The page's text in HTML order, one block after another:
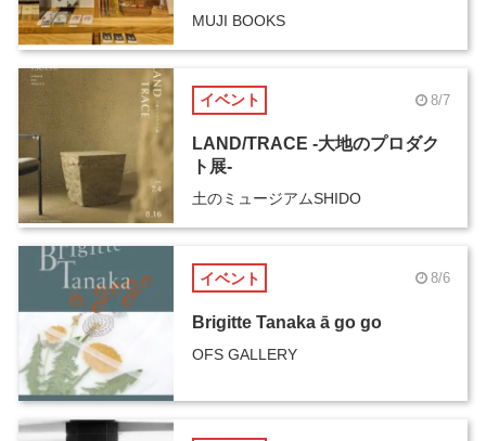
MUJI BOOKS
イベント 8/7
LAND/TRACE -大地のプロダク
ト展-
土のミュージアムSHIDO
イベント 8/6
Brigitte Tanaka ā go go
OFS GALLERY